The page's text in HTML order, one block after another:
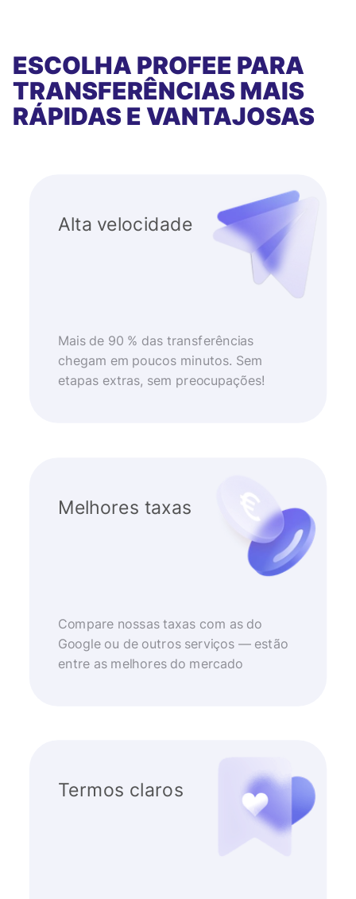
ESCOLHA PROFEE PARA
TRANSFERÊNCIAS MAIS
RÁPIDAS E VANTAJOSAS
Alta velocidade
Mais de 90 % das transferências
chegam em poucos minutos. Sem
etapas extras, sem preocupações!
Melhores taxas
Compare nossas taxas com as do
Google ou de outros serviços — estão
entre as melhores do mercado
Termos claros